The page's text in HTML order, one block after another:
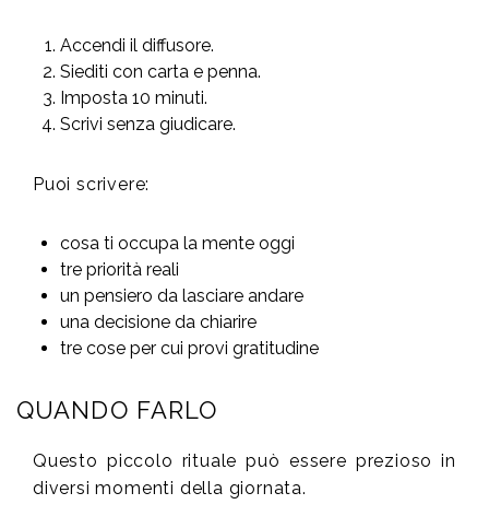
Accendi il diffusore.
Siediti con carta e penna.
Imposta 10 minuti.
Scrivi senza giudicare.
Puoi scrivere:
cosa ti occupa la mente oggi
tre priorità reali
un pensiero da lasciare andare
una decisione da chiarire
tre cose per cui provi gratitudine
QUANDO FARLO
Questo piccolo rituale può essere prezioso in
diversi momenti della giornata.